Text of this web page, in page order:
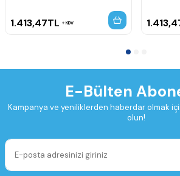
1.413,47TL KDV
E-Bülten
Kampanya ve yeniliklerden haberdar olmak
olun!